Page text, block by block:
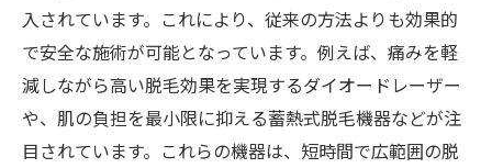
入されています。これにより、従来の方法よりも効果的
で安全な施術が可能となっています。例えば、痛みを軽
減しながら高い脱毛効果を実現するダイオードレーザー
や、肌の負担を最小限に抑える蓄熱式脱毛機器などが注
目されています。これらの機器は、短時間で広範囲の脱